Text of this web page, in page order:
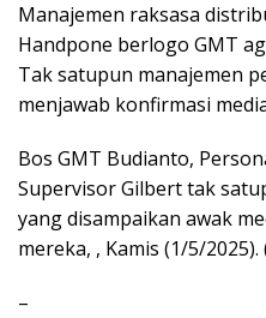
Manajemen raksasa
Handpone berlogo GMT
Tak satupun manajemen
menjawab konfirmasi
Bos GMT Budianto,
Supervisor Gilbert tak
yang disampaikan awak
mereka, , Kamis (1/5/2025).
–